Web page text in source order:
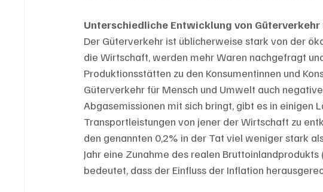
Unterschiedliche Entwicklung von
Der Güterverkehr ist üblicherweise stark von der
die Wirtschaft, werden mehr Waren nachgefragt
Produktionsstätten zu den Konsumentinnen und
Güterverkehr für Mensch und Umwelt auch
Abgasemissionen mit sich bringt, gibt es in einigen
Transportleistungen von jener der Wirtschaft zu
den genannten 0,2% in der Tat viel weniger stark
Jahr eine Zunahme des realen
bedeutet, dass der Einfluss der Inflation